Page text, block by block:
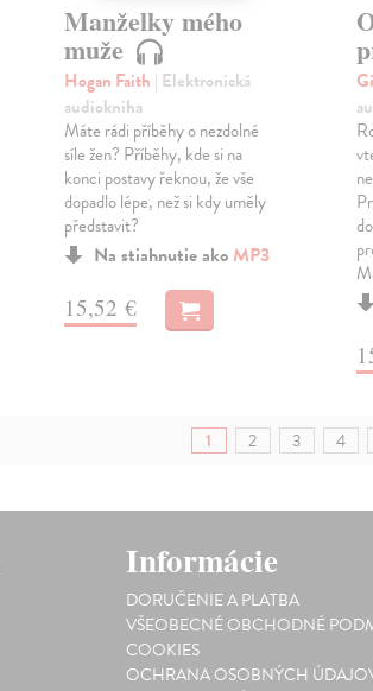
Manželky mého
muže
Hogan Faith | Elektronická
audiokniha
Máte rádi příběhy o nezdolné
síle žen? Příběhy, kde si na
konci postavy řeknou, že vše
dopadlo lépe, než si kdy uměly
představit?
Na stiahnutie ako MP3
15,52 €
1 2 3 4
Informácie
DORUČENIE A PLATBA
VŠEOBECNÉ OBCHODNÉ
COOKIES
OCHRANA OSOBNÝCH